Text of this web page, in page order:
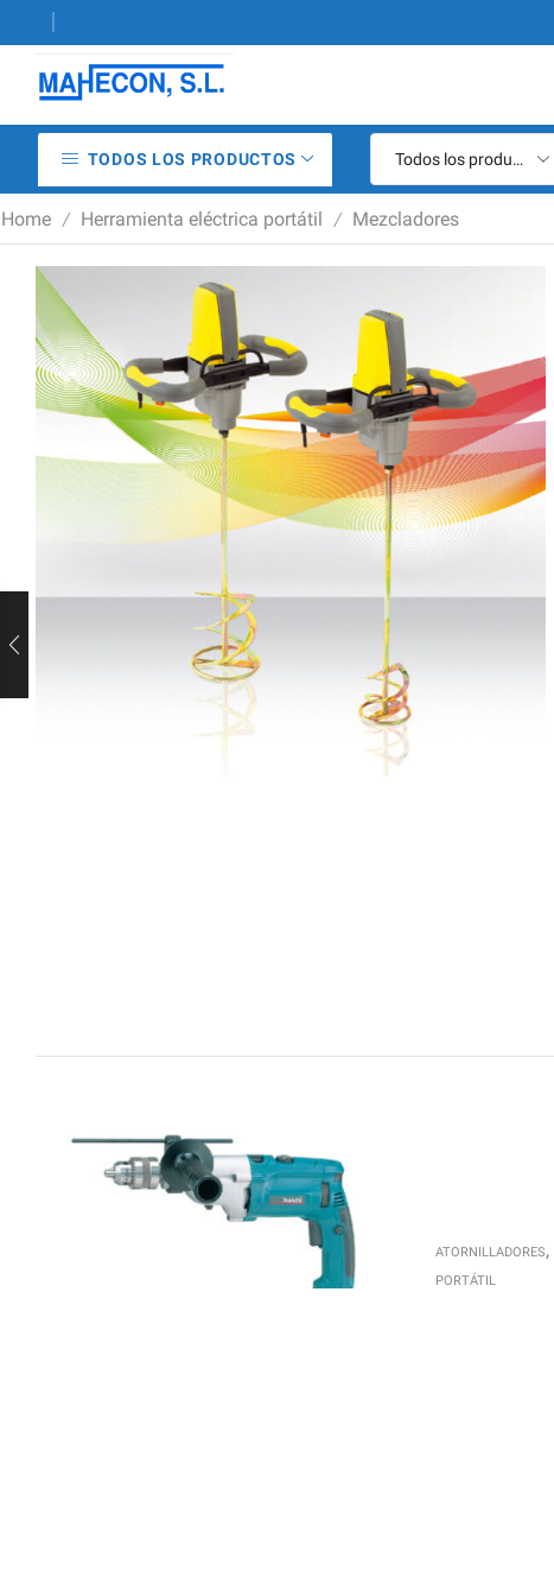
TODOS LOS PRODUCTOS
Home / Herramienta eléctrica portátil / Mezcladores
ATORNILLADORES,
PORTÁTIL